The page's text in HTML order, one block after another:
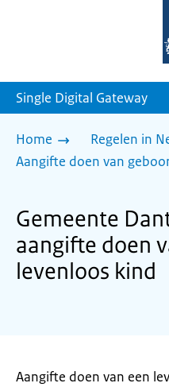
Single Digital Gateway
Home
Regelen in
Aangifte doen van
Gemeente
aangifte doen
levenloos kind
Aangifte doen van een